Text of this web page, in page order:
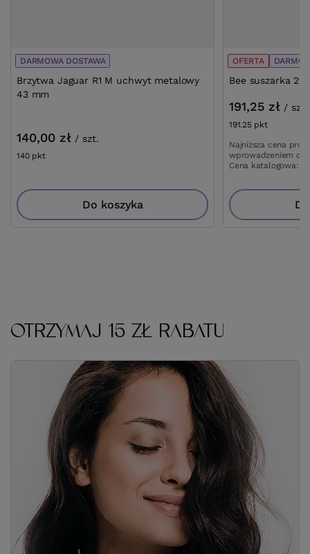
DARMOWA DOSTAWA
Brzytwa Jaguar R1 M uchwyt metalowy
43 mm
140,00 zł / szt.
140 pktpunktów
Do koszyka
OFERTA
Bee suszarka
191,25 zł / szt.
191.25 pktpunktów
Najniższa cena
wprowadzeniem
Cena katalogowa:
OTRZYMAJ 15 ZŁ RABATU